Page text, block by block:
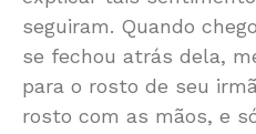
seguiram. Quando
se fechou atrás dela,
para o rosto de seu
rosto com as mãos, e